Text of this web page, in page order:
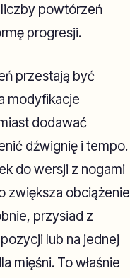
powtórzeń
progresji.
przestają być
modyfikacje
dodawać
dźwignię i tempo.
do wersji z nogami
zwiększa obciążenie
przysiad z
lub na jednej
mięśni. To właśnie